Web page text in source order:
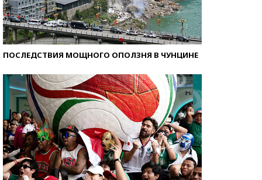
ПОСЛЕДСТВИЯ МОЩНОГО ОПОЛЗНЯ В ЧУНЦИНЕ